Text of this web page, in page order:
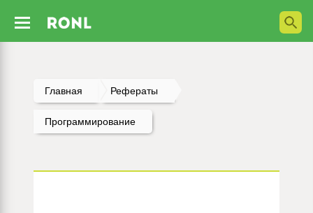
Главная Рефераты
Программирование